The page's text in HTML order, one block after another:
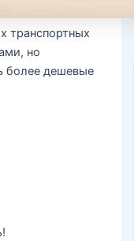
транспортных
но
более дешевые